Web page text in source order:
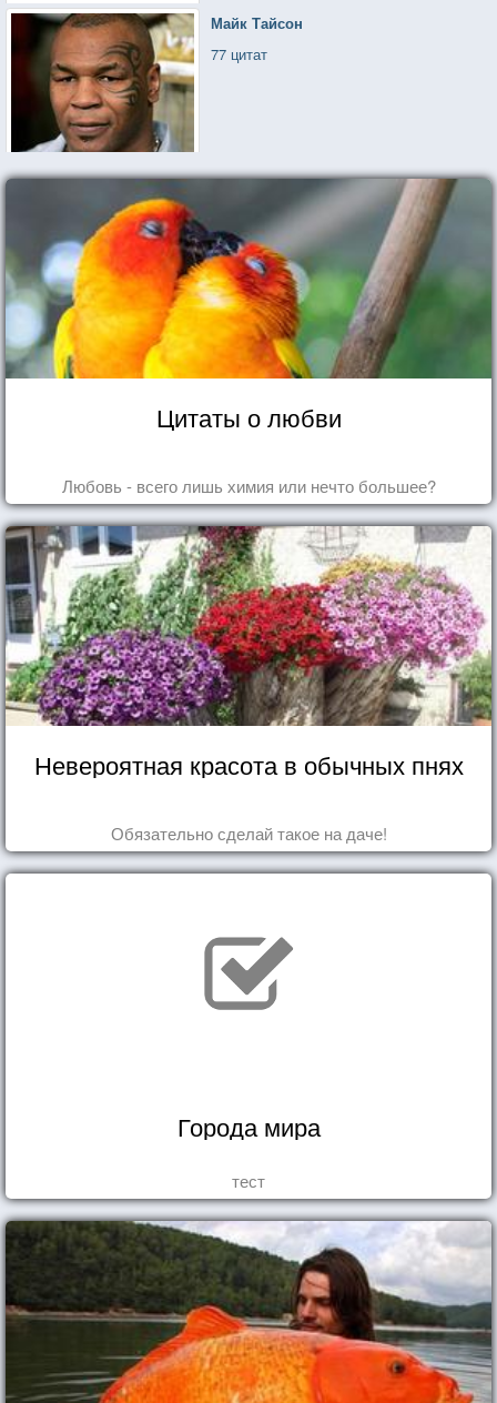
Майк Тайсон
77 цитат
Цитаты о любви
Любовь - всего лишь химия или нечто большее?
Невероятная красота в обычных пнях
Обязательно сделай такое на даче!
Города мира
тест